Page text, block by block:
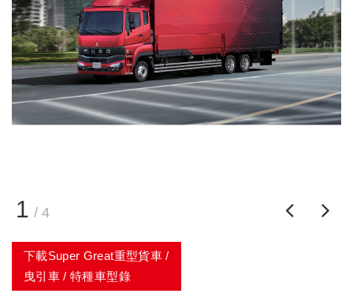
1 /4
下載Super Great重型貨車 /
曳引車 / 特種車型錄